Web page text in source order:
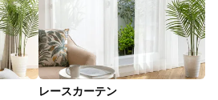
レースカーテン